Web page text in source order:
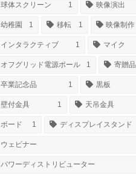
球体スクリーン 1 映像演出
幼稚園 1 移転 1 映像制作
インタラクティブ 1 マイク
オフグリッド電源ポール 1 寄贈品
卒業記念品 1 黒板
壁付金具 1 天吊金具
ボード 1 ディスプレイスタンド
ウェビナー
パワーディストリビューター